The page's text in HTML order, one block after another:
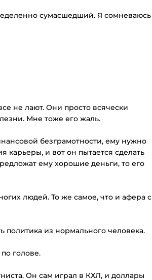
сумасшедший. Я сомневаюсь
не лают. Они просто всячески
Мне тоже его жаль.
безграмотности, ему нужно
карьеры, и вот он пытается сделать
ему хорошие деньги, то его
людей. То же самое, что и афера с
политика из нормального человека.
голове.
Он сам играл в КХЛ, и доллары